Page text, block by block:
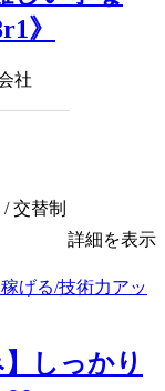
》
社
交替制
詳細を表示
】しっかり